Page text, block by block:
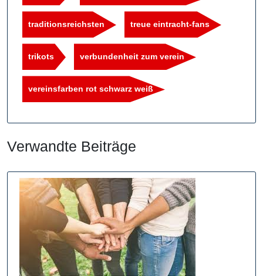
traditionsreichsten treue eintracht-fans
trikots verbundenheit zum verein
vereinsfarben rot schwarz weiß
Verwandte Beiträge